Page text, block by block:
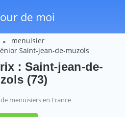
de moi
menuisier
Saint-jean-de-muzols
: Saint-jean-de-
(73)
menuisiers en France